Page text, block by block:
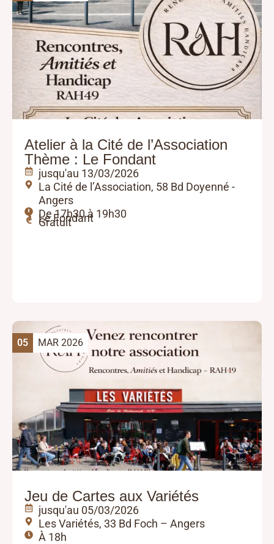
Atelier à la Cité de l’Association
Thème : Le Fondant
jusqu'au 13/03/2026
La Cité de l’Association, 58 Bd Doyenné -
Angers
De 17h30 à 19h30
Le Fondant
Gratuit
05 MAR 2026
Jeu de Cartes aux Variétés
jusqu'au 05/03/2026
Les Variétés, 33 Bd Foch – Angers
À 18h